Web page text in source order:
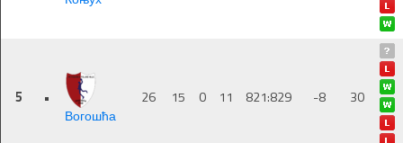
5
•
Вогошћа
26 15 0 11 821:829 -8 30